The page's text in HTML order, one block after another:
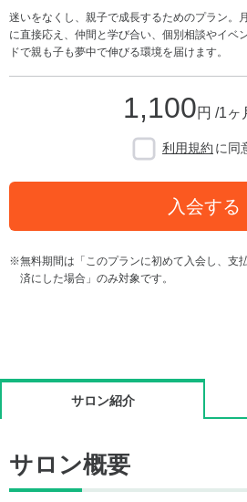
迷いをなくし、親子で成長するためのプラン。
に直接応え、仲間と学び合い、個別相談やイベ
ドで親も子も夢中で伸びる環境を届けます。
1,100円 /1ヶ
利用規約 に同
入会する
無料期間は「このプランに初めて入会し、支
済にした場合」のみ対象です。
サロン紹介
サロン概要